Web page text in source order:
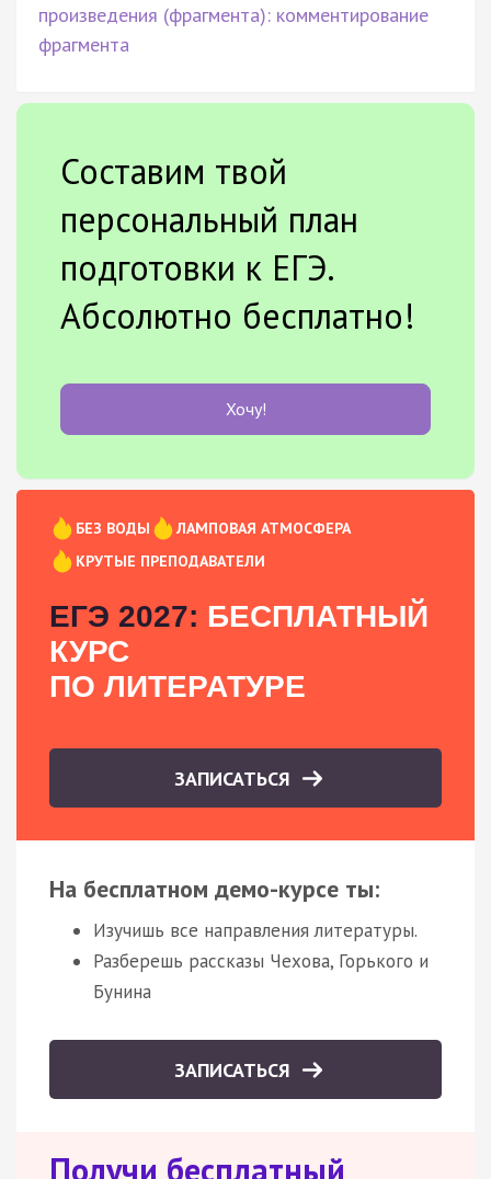
произведения (фрагмента): комментирование
фрагмента
Составим твой
персональный план
подготовки к ЕГЭ.
Абсолютно бесплатно!
Хочу!
БЕЗ ВОДЫ
ЛАМПОВАЯ АТМОСФЕРА
КРУТЫЕ ПРЕПОДАВАТЕЛИ
ЕГЭ 2027: БЕСПЛАТНЫЙ
КУРС
ПО ЛИТЕРАТУРЕ
ЗАПИСАТЬСЯ
На бесплатном демо-курсе ты:
Изучишь все направления литературы.
Разберешь рассказы Чехова, Горького и
Бунина
ЗАПИСАТЬСЯ
Получи бесплатный